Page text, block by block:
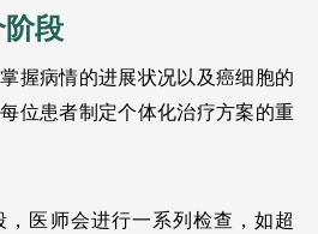
段
握病情的进展状况以及癌细胞的
位患者制定个体化治疗方案的重
，医师会进行一系列检查，如超